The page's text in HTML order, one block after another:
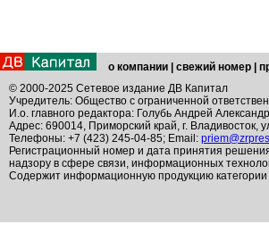
о компании свежий номер
© 2000-2025 Сетевое издание ДВ Капитал
Учредитель: Общество с ограниченной
И.о. главного редактора: Голубь Андрей
Адрес: 690014, Приморский край, г. Владивосток,
Телефоны: +7 (423) 245-04-85; Email:
Регистрационный номер и дата принятия
надзору в сфере связи, информационных
Содержит информационную продукцию категории